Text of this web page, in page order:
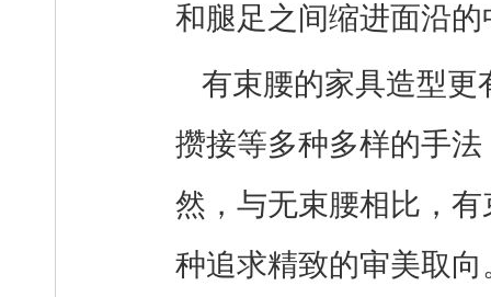
和腿足之间缩进面沿
有束腰的家具造型更
攒接等多种多样的手
然，与无束腰相比，
种追求精致的审美取向